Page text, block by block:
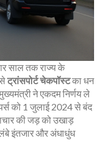
साल तक राज्य के
ट्रांसपोर्ट चेकपॉस्टका धन
ने एकदम निर्णय ले
को 1 जुलाई 2024 से बंद
की जड़ को उखाड़
इंतजार और अंधाधुंध